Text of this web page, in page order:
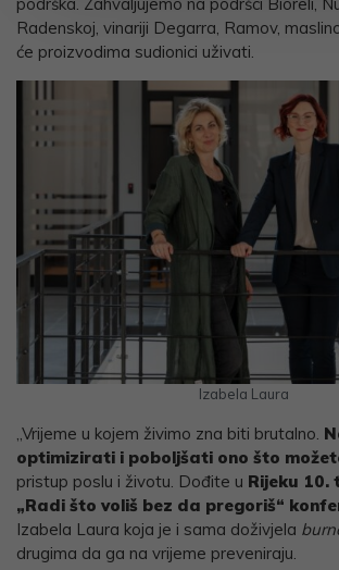
Radenskoj, vinariji Degarra, Ramov,
će proizvodima sudionici uživati.
Izabela Laura
„Vrijeme u kojem živimo zna biti brutalno.
optimizirati i poboljšati ono što
pristup poslu i životu. Dođite u Rijeku 10.
„Radi što voliš bez da pregoriš“
Izabela Laura koja je i sama doživjela
drugima da ga na vrijeme preveniraju.